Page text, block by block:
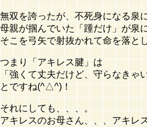
無双を誇ったが、不死身になる泉
母親が掴んでいた「踵だけ」が泉
そこを弓矢で射抜かれて命を落とし
つまり「アキレス腱」は
「強くて丈夫だけど、守らなきゃ
とですね(^△^)！
それにしても、、、。
アキレスのお母さん、、、アキレ